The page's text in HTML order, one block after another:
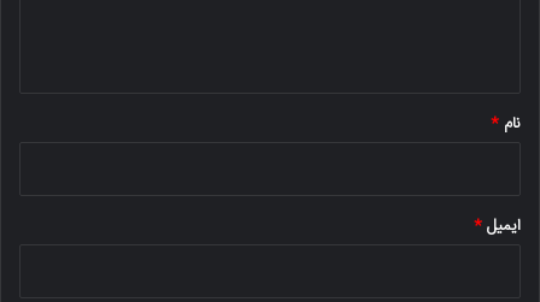
نام *
ایمیل*